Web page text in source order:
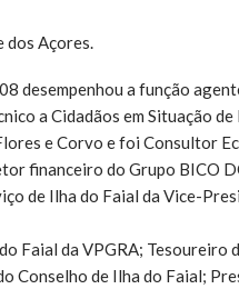
dos Açores.
desempenhou a função
a Cidadãos em Situação
e Corvo e foi Consultor
financeiro do Grupo BICO
de Ilha do Faial da Vice-
Faial da VPGRA; Tesoureiro
Conselho de Ilha do Faial;